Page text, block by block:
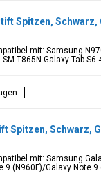
Spitzen, Schwarz,
mit: Samsung
T865N Galaxy Tab S6
Spitzen, Schwarz,
mit: Samsung
9 (N960F)/Galaxy Note 9